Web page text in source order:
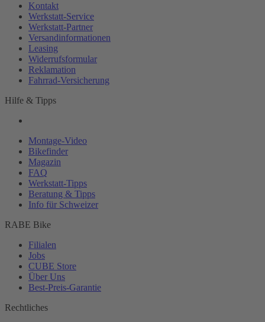
Kontakt
Werkstatt-Service
Werkstatt-Partner
Versandinformationen
Leasing
Widerrufsformular
Reklamation
Fahrrad-Versicherung
Hilfe & Tipps
Montage-Video
Bikefinder
Magazin
FAQ
Werkstatt-Tipps
Beratung & Tipps
Info für Schweizer
RABE Bike
Filialen
Jobs
CUBE Store
Über Uns
Best-Preis-Garantie
Rechtliches